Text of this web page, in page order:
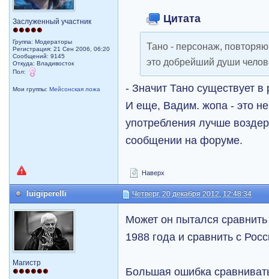
Заслуженный участник
Группа: Модераторы
Регистрация: 21 Сен 2006, 06:20
Сообщений: 9145
Откуда: Владивосток
Пол:
Мои группы:Мейсонская ложа
Цитата
Тано - персонаж,
это добрейший души
- Значит Тано существует
И еще, Вадим. жопа - это
употребления лучше
сообщении на форуме.
Наверх
luigiperelli Четверг, 20 декабря 2012, 12:48:34
Магистр
Может он пытался
1988 года и сравнить с
Большая ошибка